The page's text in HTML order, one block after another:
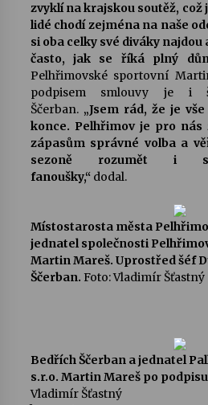
zvyklí na krajskou soutěž, což
lidé chodí zejména na naše
si oba celky své diváky najdou
často, jak se říká plný
Pelhřimovské sportovní
podpisem smlouvy je i
Ščerban. „Jsem rád, že je
konce. Pelhřimov je pro nás
zápasům správné volba a
sezoně rozumět i s
fanoušky,“dodal.
Místostarosta města
jednatel společnosti
Martin Mareš. Uprostřed šéf
Ščerban. Foto: Vladimír Šťastný
Bedřích Ščerban a jednatel
s.r.o. Martin Mareš po
Vladimír Šťastný